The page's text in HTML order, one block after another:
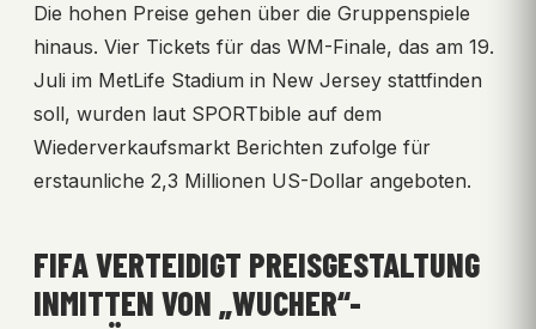
Die hohen Preise gehen über die Gruppenspiele
hinaus. Vier Tickets für das WM-Finale, das am 19.
Juli im MetLife Stadium in New Jersey stattfinden
soll, wurden laut SPORTbible auf dem
Wiederverkaufsmarkt Berichten zufolge für
erstaunliche 2,3 Millionen US-Dollar angeboten.
FIFA VERTEIDIGT PREISGESTALTUNG
INMITTEN VON „WUCHER“-